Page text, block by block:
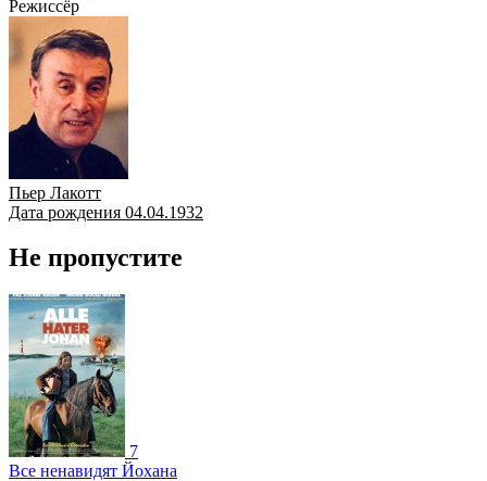
Режиссёр
Пьер Лакотт
Дата рождения 04.04.1932
Не пропустите
7
Все ненавидят Йохана